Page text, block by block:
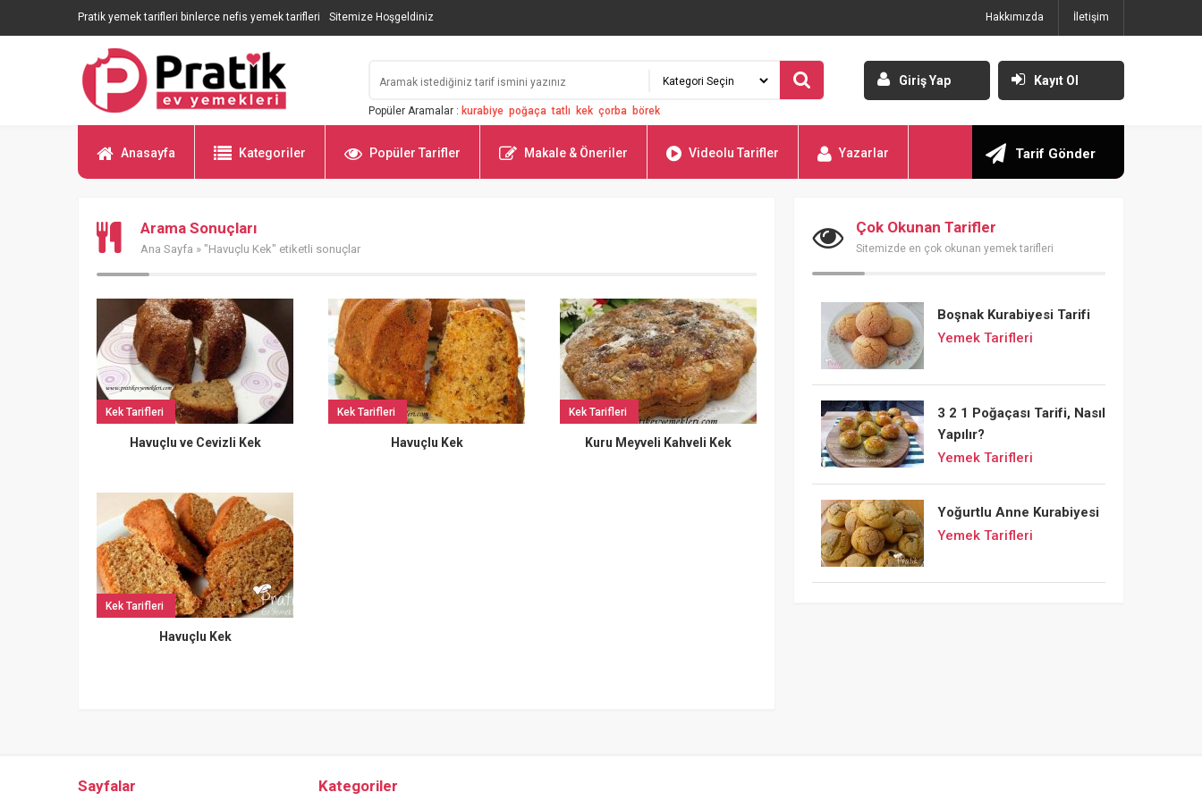
Pratik yemek tarifleri binlerce nefis yemek tarifleri Sitemize Hoşgeldiniz Hakkımızda İletişim
Popüler Aramalar : kurabiye poğaça tatlı kek çorba börek
Giriş Yap Kayıt Ol
Anasayfa Kategoriler Popüler Tarifler Makale & Öneriler Videolu Tarifler Yazarlar Tarif Gönder
Arama Sonuçları
Ana Sayfa » "Havuçlu Kek" etiketli sonuçlar
Kek Tarifleri
Havuçlu ve Cevizli Kek
Kek Tarifleri
Havuçlu Kek
Kek Tarifleri
Kuru Meyveli Kahveli Kek
Kek Tarifleri
Havuçlu Kek
Çok Okunan Tarifler
Sitemizde en çok okunan yemek tarifleri
Boşnak Kurabiyesi Tarifi
Yemek Tarifleri
3 2 1 Poğaçası Tarifi, Nasıl
Yapılır?
Yemek Tarifleri
Yoğurtlu Anne Kurabiyesi
Yemek Tarifleri
Sayfalar Kategoriler